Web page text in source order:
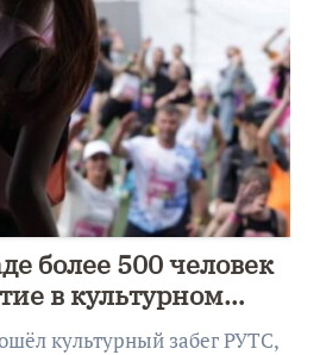
более 500 человек
в культурном
культурный забег РУТС,